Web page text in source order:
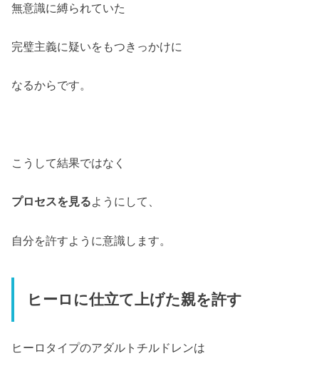
無意識に縛られていた
完璧主義に疑いをもつきっかけに
なるからです。
こうして結果ではなく
プロセスを見るようにして、
自分を許すように意識します。
ヒーロに仕立て上げた親を許す
ヒーロタイプのアダルトチルドレンは